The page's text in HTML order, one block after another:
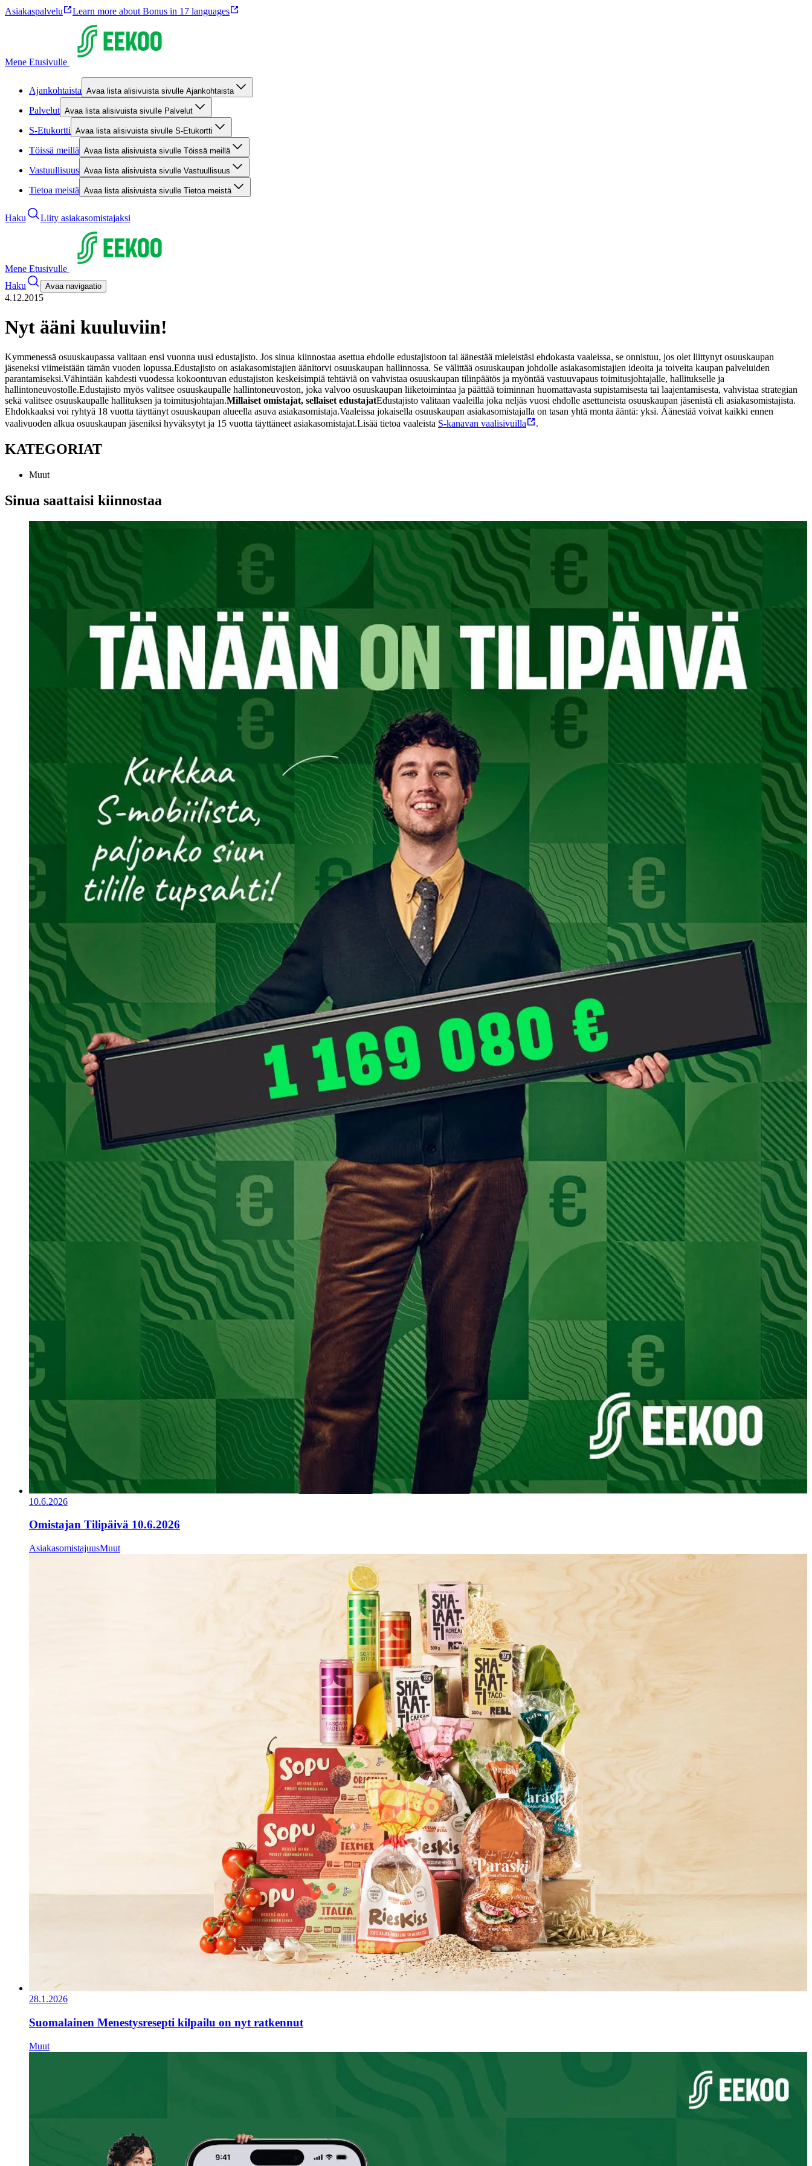
Asiakaspalvelu Learn more about Bonus in 17 languages
Mene Etusivulle
Ajankohtaista Avaa lista alisivuista sivulle Ajankohtaista
Palvelut Avaa lista alisivuista sivulle Palvelut
S-Etukortti Avaa lista alisivuista sivulle S-Etukortti
Töissä meillä Avaa lista alisivuista sivulle Töissä meillä
Vastuullisuus Avaa lista alisivuista sivulle Vastuullisuus
Tietoa meistä Avaa lista alisivuista sivulle Tietoa meistä
Haku Liity asiakasomistajaksi
Mene Etusivulle
Haku
Avaa navigaatio
4.12.2015
Nyt ääni kuuluviin!
Kymmenessä osuuskaupassa valitaan ensi vuonna uusi edustajisto. Jos sinua kiinnostaa asettua ehdolle edustajistoon tai äänestää mieleistäsi ehdokasta vaaleissa, se onnistuu, jos olet liittynyt osuuskaupan
jäseneksi viimeistään tämän vuoden lopussa.Edustajisto on asiakasomistajien äänitorvi osuuskaupan hallinnossa. Se välittää osuuskaupan johdolle asiakasomistajien ideoita ja toiveita kaupan palveluiden
parantamiseksi.Vähintään kahdesti vuodessa kokoontuvan edustajiston keskeisimpiä tehtäviä on vahvistaa osuuskaupan tilinpäätös ja myöntää vastuuvapaus toimitusjohtajalle, hallitukselle ja
hallintoneuvostolle.Edustajisto myös valitsee osuuskaupalle hallintoneuvoston, joka valvoo osuuskaupan liiketoimintaa ja päättää toiminnan huomattavasta supistamisesta tai laajentamisesta, vahvistaa strategian
sekä valitsee osuuskaupalle hallituksen ja toimitusjohtajan.Millaiset omistajat, sellaiset edustajatEdustajisto valitaan vaaleilla joka neljäs vuosi ehdolle asettuneista osuuskaupan jäsenistä eli asiakasomistajista.
Ehdokkaaksi voi ryhtyä 18 vuotta täyttänyt osuuskaupan alueella asuva asiakasomistaja.Vaaleissa jokaisella osuuskaupan asiakasomistajalla on tasan yhtä monta ääntä: yksi. Äänestää voivat kaikki ennen
vaalivuoden alkua osuuskaupan jäseniksi hyväksytyt ja 15 vuotta täyttäneet asiakasomistajat.Lisää tietoa vaaleista S-kanavan vaalisivuilla .
KATEGORIAT
Muut
Sinua saattaisi kiinnostaa
10.6.2026
Omistajan Tilipäivä 10.6.2026
AsiakasomistajuusMuut
28.1.2026
Suomalainen Menestysresepti kilpailu on nyt ratkennut
Muut